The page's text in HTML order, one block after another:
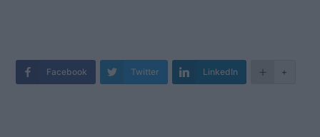
Facebook Twitter LinkedIn +